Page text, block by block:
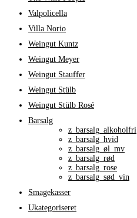
Valpolicella
Villa Norio
Weingut Kuntz
Weingut Meyer
Weingut Stauffer
Weingut Stülb
Weingut Stülb Rosé
Barsalg
z_barsalg_alkoholfri
z_barsalg_hvid
z_barsalg_øl_mv
z_barsalg_rød
z_barsalg_rose
z_barsalg_sød_vin
Smagekasser
Ukategoriseret